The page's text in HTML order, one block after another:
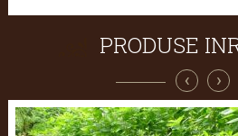
PRODUSE
‹ ›